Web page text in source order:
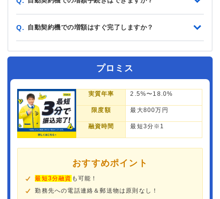
Q. 自動契約機での増額はすぐ完了しますか？
プロミス
実質年率 2.5%〜18.0%
限度額 最大800万円
融資時間 最短3分※1
おすすめポイント
最短3分融資 も可能！
勤務先への電話連絡＆郵送物は原則なし！